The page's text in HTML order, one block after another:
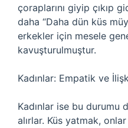
çoraplarını giyip çıkıp
daha “Daha dün küs
erkekler için mesele
kavuşturulmuştur.
Kadınlar: Empatik ve
Kadınlar ise bu durumu
alırlar. Küs yatmak,